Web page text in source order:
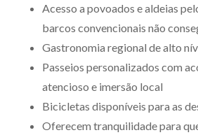
Acesso a povoados e aldeias
barcos convencionais não
Gastronomia regional de alto
Passeios personalizados com
atencioso e imersão local
Bicicletas disponíveis para as
Oferecem tranquilidade para